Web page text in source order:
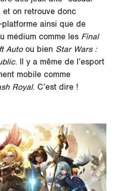
et on retrouve donc
ainsi que de
médium comme les Final
Autoou bien Star Wars :
. Il y a même de l’esport
mobile comme
Royal. C’est dire !